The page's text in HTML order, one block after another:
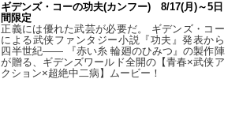
ギデンズ・コーの功夫(カンフー) 8/17(月)～5日
間限定
正義には優れた武芸が必要だ。 ギデンズ・コー
による武侠ファンタジー小説『功夫』発表から
四半世紀―― 『赤い糸 輪廻のひみつ』の製作陣
が贈る、ギデンズワールド全開の【青春×武侠ア
クション×超絶中二病】ムービー！